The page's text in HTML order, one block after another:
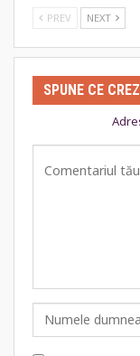
PREV NEXT
SPUNE CE CREZI